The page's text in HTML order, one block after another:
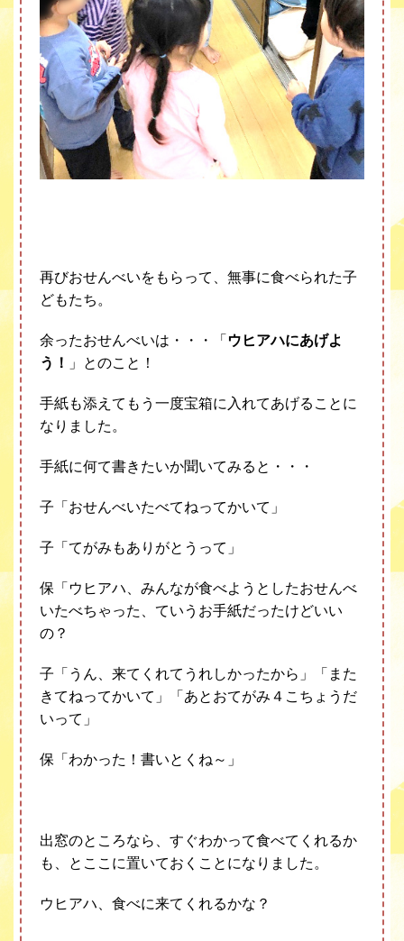
再びおせんべいをもらって、無事に食べられた子
どもたち。
余ったおせんべいは・・・「ウヒアハにあげよ
う！ 」とのこと！
手紙も添えてもう一度宝箱に入れてあげることに
なりました。
手紙に何て書きたいか聞いてみると・・・
子「おせんべいたべてねってかいて」
子「てがみもありがとうって」
保「ウヒアハ、みんなが食べようとしたおせんべ
いたべちゃった、ていうお手紙だったけどいい
の？
子「うん、来てくれてうれしかったから」「また
きてねってかいて」「あとおてがみ４こちょうだ
いって」
保「わかった！書いとくね～」
出窓のところなら、すぐわかって食べてくれるか
も、とここに置いておくことになりました。
ウヒアハ、食べに来てくれるかな？